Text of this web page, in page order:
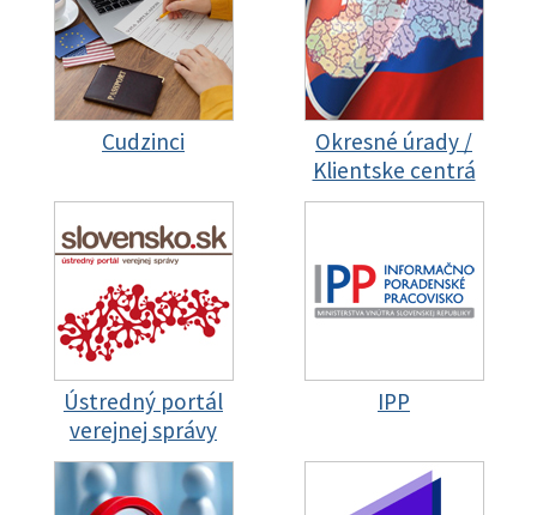
Cudzinci
Okresné úrady /
Klientske centrá
Ústredný portál
verejnej správy
IPP